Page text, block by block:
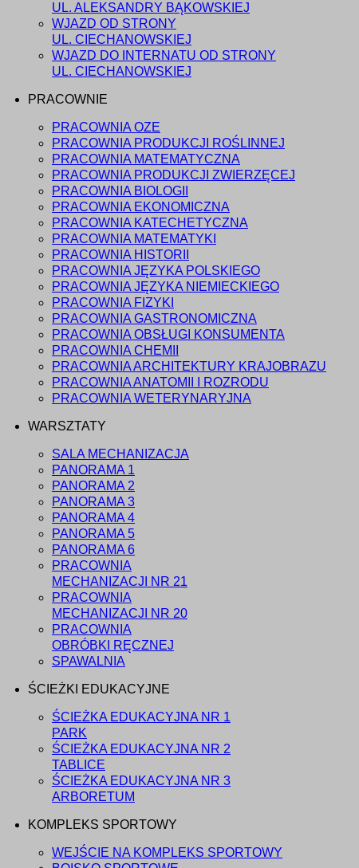
UL. ALEKSANDRY BĄKOWSKIEJ
WJAZD OD STRONY
UL. CIECHANOWSKIEJ
WJAZD DO INTERNATU OD STRONY
UL. CIECHANOWSKIEJ
PRACOWNIE
PRACOWNIA OZE
PRACOWNIA PRODUKCJI ROŚLINNEJ
PRACOWNIA MATEMATYCZNA
PRACOWNIA PRODUKCJI ZWIERZĘCEJ
PRACOWNIA BIOLOGII
PRACOWNIA EKONOMICZNA
PRACOWNIA KATECHETYCZNA
PRACOWNIA MATEMATYKI
PRACOWNIA HISTORII
PRACOWNIA JĘZYKA POLSKIEGO
PRACOWNIA JĘZYKA NIEMIECKIEGO
PRACOWNIA FIZYKI
PRACOWNIA GASTRONOMICZNA
PRACOWNIA OBSŁUGI KONSUMENTA
PRACOWNIA CHEMII
PRACOWNIA ARCHITEKTURY KRAJOBRAZU
PRACOWNIA ANATOMII I ROZRODU
PRACOWNIA WETERYNARYJNA
WARSZTATY
SALA MECHANIZACJA
PANORAMA 1
PANORAMA 2
PANORAMA 3
PANORAMA 4
PANORAMA 5
PANORAMA 6
PRACOWNIA
MECHANIZACJI NR 21
PRACOWNIA
MECHANIZACJI NR 20
PRACOWNIA
OBRÓBKI RĘCZNEJ
SPAWALNIA
ŚCIEŻKI EDUKACYJNE
ŚCIEŻKA EDUKACYJNA NR 1
PARK
ŚCIEŻKA EDUKACYJNA NR 2
TABLICE
ŚCIEŻKA EDUKACYJNA NR 3
ARBORETUM
KOMPLEKS SPORTOWY
WEJŚCIE NA KOMPLEKS SPORTOWY